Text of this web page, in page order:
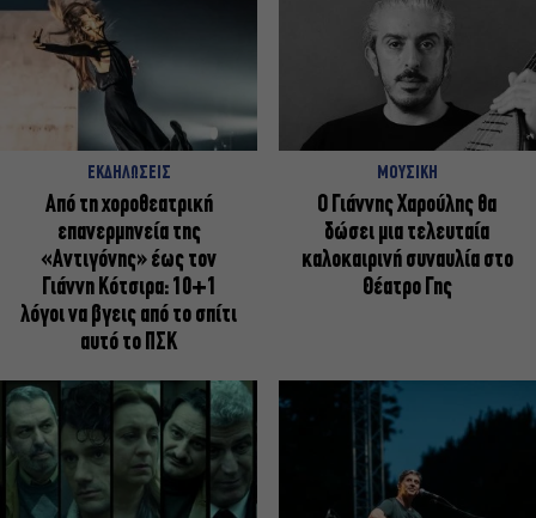
ΕΚΔΗΛΩΣΕΙΣ
Από τη χοροθεατρική
επανερμηνεία της
«Αντιγόνης» έως τον
Γιάννη Κότσιρα: 10+1
λόγοι να βγεις από το σπίτι
αυτό το ΠΣΚ
ΜΟΥΣΙΚΗ
Ο Γιάννης Χαρούλης θα
δώσει μια τελευταία
καλοκαιρινή συναυλία στο
Θέατρο Γης